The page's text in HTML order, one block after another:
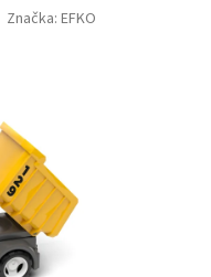
Značka: EFKO